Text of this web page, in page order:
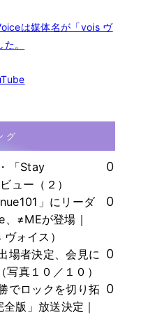
は媒体名が「vois ヴ
。
グ
「Stay
ュー（２）
0
」にリーダ
≠MEが登場｜
ォイス）
0
場者決定、会見に
真１０／１０）
0
でロックを切り拓
版」放送決定｜
0